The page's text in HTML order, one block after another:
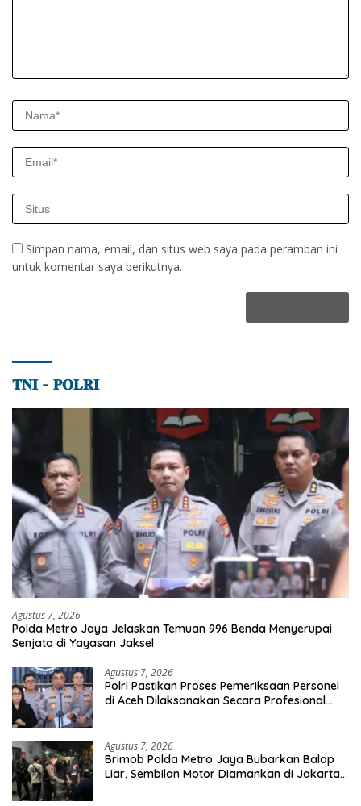
Simpan nama, email, dan situs web saya pada peramban ini
untuk komentar saya berikutnya.
𝐓𝐍𝐈 – 𝐏𝐎𝐋𝐑𝐈
Agustus 7, 2026
Polda Metro Jaya Jelaskan Temuan 996 Benda Menyerupai
Senjata di Yayasan Jaksel
Agustus 7, 2026
Polri Pastikan Proses Pemeriksaan Personel
di Aceh Dilaksanakan Secara Profesional
Agustus 7, 2026
Brimob Polda Metro Jaya Bubarkan Balap
Liar, Sembilan Motor Diamankan di Jakarta